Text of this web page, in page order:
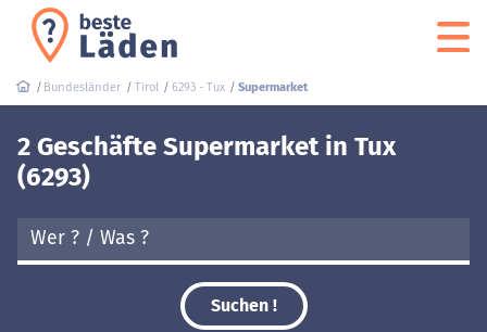
Bundesländer Tirol 6293 - Tux Supermarket
2 Geschäfte Supermarket in Tux
(6293)
Suchen !